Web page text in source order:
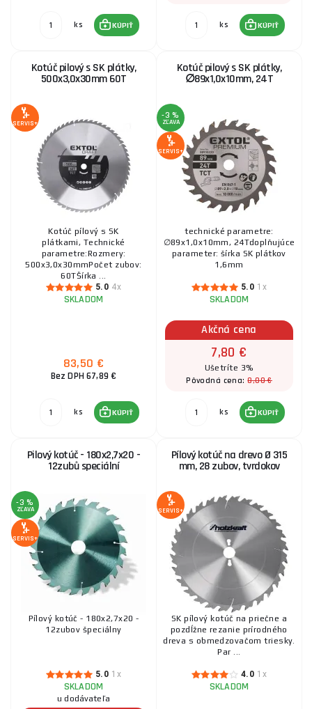
ks KÚPIŤ ks KÚPIŤ
Kotúč pilový s SK plátky,
500x3,0x30mm 60T
SERVIS+
Kotúč pílový s SK
plátkami, Technické
parametre:Rozmery:
500x3,0x30mmPočet zubov:
60TŠírka ...
5.0 4x
SKLADOM
83,50 €
Bez DPH 67,89 €
ks KÚPIŤ
Kotúč pilový s SK plátky,
∅89x1,0x10mm, 24T
-3 %
ZĽAVA
SERVIS+
technické parametre:
∅89x1,0x10mm, 24Tdoplňujúce
parameter: šírka SK plátkov
1,6mm
5.0 1x
SKLADOM
Akčná cena
7,80 €
Ušetríte 3%
Pôvodná cena:8,00 €
ks KÚPIŤ
Pilový kotúč - 180x2,7x20 -
12zubů speciální
-3 %
ZĽAVA
SERVIS+
Pílový kotúč - 180x2,7x20 -
12zubov špeciálny
5.0 1x
SKLADOM
u dodávateľa
Pílový kotúč na drevo Ø 315
mm, 28 zubov, tvrdokov
SERVIS+
SK pílový kotúč na priečne a
pozdĺžne rezanie prírodného
dreva s obmedzovačom triesky.
Par ...
4.0 1x
SKLADOM